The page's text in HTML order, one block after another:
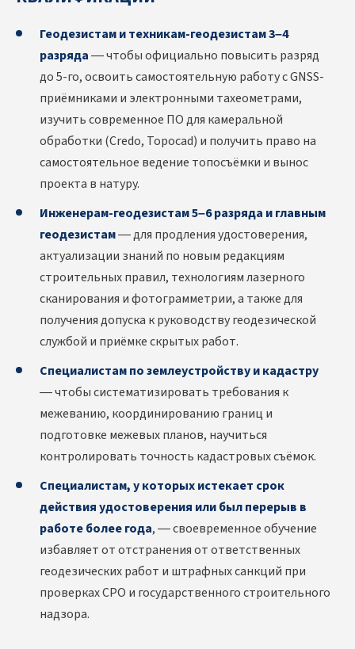
Геодезистам и техникам-геодезистам 3–4
разряда— чтобы официально повысить разряд
до 5-го, освоить самостоятельную работу с GNSS-
приёмниками и электронными тахеометрами,
изучить современное ПО для камеральной
обработки (Credo, Topocad) и получить право на
самостоятельное ведение топосъёмки и вынос
проекта в натуру.
Инженерам-геодезистам 5–6 разряда и главным
геодезистам— для продления удостоверения,
актуализации знаний по новым редакциям
строительных правил, технологиям лазерного
сканирования и фотограмметрии, а также для
получения допуска к руководству геодезической
службой и приёмке скрытых работ.
Специалистам по землеустройству и кадастру
— чтобы систематизировать требования к
межеванию, координированию границ и
подготовке межевых планов, научиться
контролировать точность кадастровых съёмок.
Специалистам, у которых истекает срок
действия удостоверения или был перерыв в
работе более года, — своевременное обучение
избавляет от отстранения от ответственных
геодезических работ и штрафных санкций при
проверках СРО и государственного строительного
надзора.